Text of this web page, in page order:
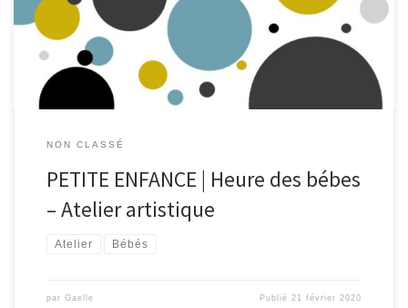
Retroussez vos manches et laissez votre imagination faire le reste.
Un moment tout doux de complicité pour […]
NON CLASSÉ
PETITE ENFANCE | Heure des bébes
– Atelier artistique
Atelier Bébés
par Gaelle Publié21 février 2020